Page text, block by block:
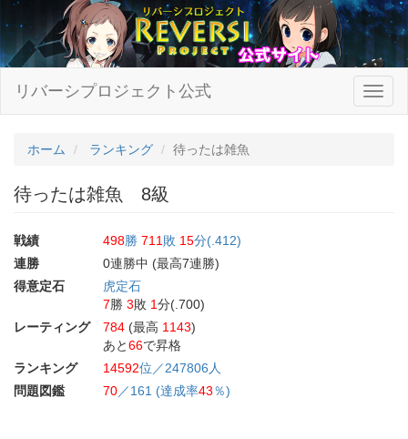
リバーシプロジェクト公式
ホーム ランキング 待ったは雑魚
待ったは雑魚 8級
戦績 498勝 711 敗 15分(.412)
連勝
0連勝中 (最高7連勝)
得意定石
虎定石
7勝 3敗 1分(.700)
レーティング
784 (最高 1143)
あと66で昇格
ランキング
14592位／247806人
問題図鑑
70／161 (達成率43％)